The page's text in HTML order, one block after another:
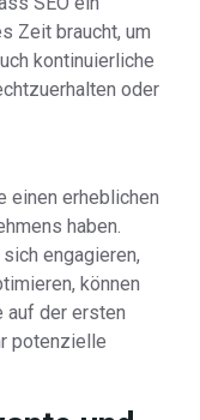
Zeit braucht, um
kontinuierliche
oder
einen erheblichen
haben.
engagieren,
können
auf der ersten
potenzielle